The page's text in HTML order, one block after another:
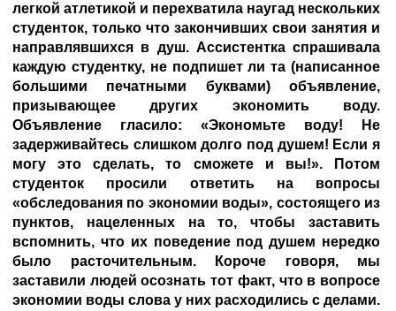
легкой атлетикой и перехватила наугад нескольких
студенток, только что закончивших свои занятия и
направлявшихся в душ. Ассистентка спрашивала
каждую студентку, не подпишет ли та (написанное
большими печатными буквами) объявление,
призывающее других экономить воду.
Объявление гласило: «Экономьте воду! Не
задерживайтесь слишком долго под душем! Если я
могу это сделать, то сможете и вы!». Потом
студенток просили ответить на вопросы
«обследования по экономии воды», состоящего из
пунктов, нацеленных на то, чтобы заставить
вспомнить, что их поведение под душем нередко
было расточительным. Короче говоря, мы
заставили людей осознать тот факт, что в вопросе
экономии воды слова у них расходились с делами.